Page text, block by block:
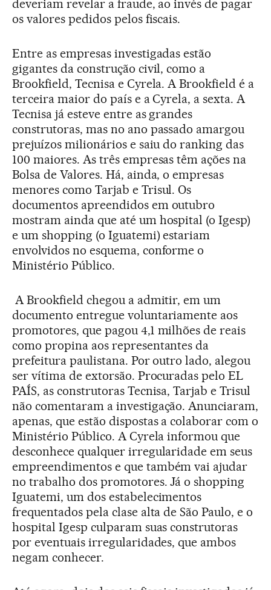
deveriam revelar a fraude, ao invés de pagar
os valores pedidos pelos fiscais.
Entre as empresas investigadas estão
gigantes da construção civil, como a
Brookfield, Tecnisa e Cyrela. A Brookfield é a
terceira maior do país e a Cyrela, a sexta. A
Tecnisa já esteve entre as grandes
construtoras, mas no ano passado amargou
prejuízos milionários e saiu do ranking das
100 maiores. As três empresas têm ações na
Bolsa de Valores. Há, ainda, o empresas
menores como Tarjab e Trisul. Os
documentos apreendidos em outubro
mostram ainda que até um hospital (o Igesp)
e um shopping (o Iguatemi) estariam
envolvidos no esquema, conforme o
Ministério Público.
A Brookfield chegou a admitir, em um
documento entregue voluntariamente aos
promotores, que pagou 4,1 milhões de reais
como propina aos representantes da
prefeitura paulistana. Por outro lado, alegou
ser vítima de extorsão. Procuradas pelo EL
PAÍS, as construtoras Tecnisa, Tarjab e Trisul
não comentaram a investigação. Anunciaram,
apenas, que estão dispostas a colaborar com o
Ministério Público. A Cyrela informou que
desconhece qualquer irregularidade em seus
empreendimentos e que também vai ajudar
no trabalho dos promotores. Já o shopping
Iguatemi, um dos estabelecimentos
frequentados pela clase alta de São Paulo, e o
hospital Igesp culparam suas construtoras
por eventuais irregularidades, que ambos
negam conhecer.